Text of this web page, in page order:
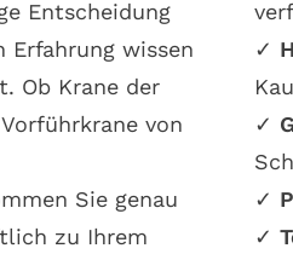
Entscheidung
Erfahrung wissen
Ob Krane der
von
Sie genau
zu Ihrem
✓
✓
✓
✓